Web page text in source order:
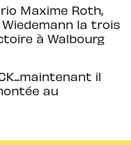
Maxime Roth,
la trois
à Walbourg
il
au